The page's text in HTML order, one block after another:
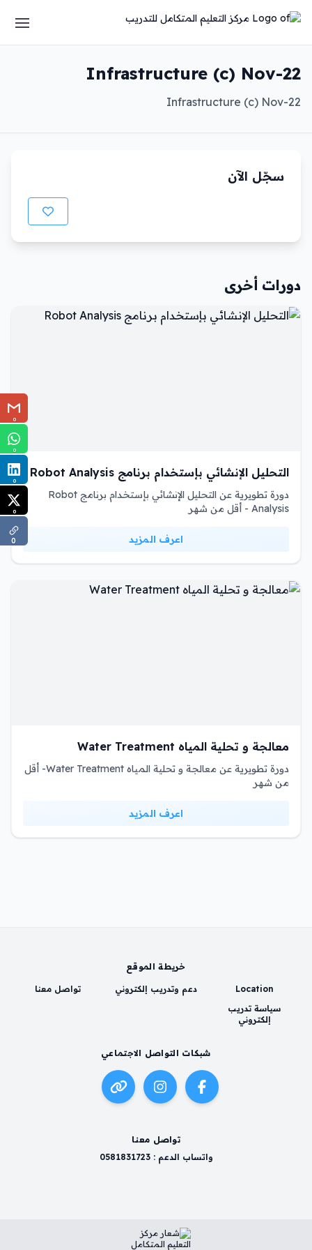
Infrastructure (c) Nov-22
Infrastructure (c) Nov-22
سجّل الآن
دورات أخرى
التحليل الإنشائي بإستخدام برنامج Robot Analysis
دورة تطويرية عن التحليل الإنشائي بإستخدام برنامج Robot
Analysis - أقل من شهر
اعرف المزيد
معالجة و تحلية المياه Water Treatment
دورة تطويرية عن معالجة و تحلية المياه Water Treatment- أقل
من شهر
اعرف المزيد
خريطة الموقع
Location دعم وتدريب إلكتروني
تواصل معنا
سياسة تدريب
إلكتروني
شبكات التواصل الاجتماعي
تواصل معنا
واتساب الدعم : 0581831723
0
0
0
0
0